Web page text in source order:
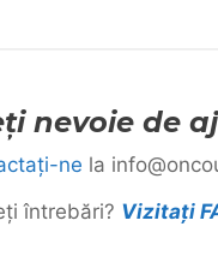
nevoie de
ne la
întrebări? Vizitați